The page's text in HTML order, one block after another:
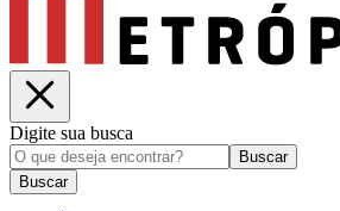
Digite sua busca
Buscar
Buscar